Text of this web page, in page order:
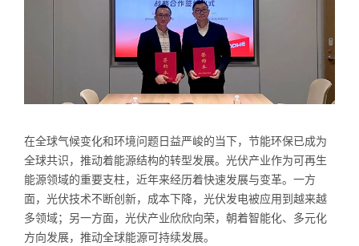
在全球气候变化和环境问题日益严峻的当下，节能环保已成为
全球共识，推动着能源结构的转型发展。光伏产业作为可再生
能源领域的重要支柱，近年来经历着快速发展与变革。一方
面，光伏技术不断创新，成本下降，光伏发电被应用到越来越
多领域；另一方面，光伏产业欣欣向荣，朝着智能化、多元化
方向发展，推动全球能源可持续发展。